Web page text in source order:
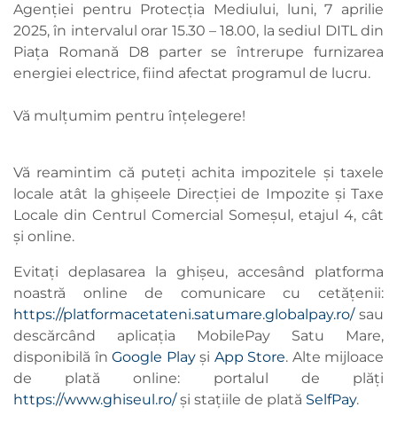
Agenției pentru Protecția Mediului, luni, 7 aprilie
2025, în intervalul orar 15.30 – 18.00, la sediul DITL din
Piața Romană D8 parter se întrerupe furnizarea
energiei electrice, fiind afectat programul de lucru.
Vă mulțumim pentru înțelegere!
Vă reamintim că puteți achita impozitele și taxele
locale atât la ghișeele Direcției de Impozite și Taxe
Locale din Centrul Comercial Someșul, etajul 4, cât
și online.
Evitați deplasarea la ghișeu, accesând platforma
noastră online de comunicare cu cetățenii:
https://platformacetateni.satumare.globalpay.ro/sau
descărcând aplicația MobilePay Satu Mare,
disponibilă în Google Playși App Store. Alte mijloace
de plată online: portalul de plăți
https://www.ghiseul.ro/și stațiile de plată SelfPay.